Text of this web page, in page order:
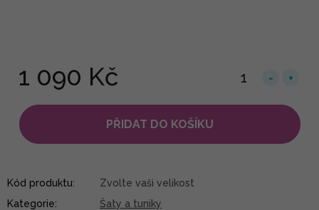
1 090 Kč
PŘIDAT DO KOŠÍKU
Kód produktu:
Zvolte vaši velikost
Kategorie:
Šaty a tuniky